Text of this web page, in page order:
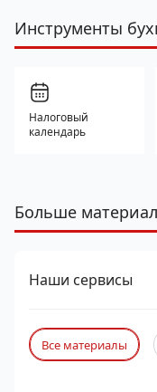
Инструменты
Налоговый
календарь
Больше
Наши сервисы
Все материалы